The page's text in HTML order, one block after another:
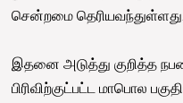
சென்றமை தெரியவந்துள்ளது.
இதனை அடுத்து குறித்த
பிரிவிற்குட்பட்ட மாபொல